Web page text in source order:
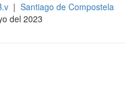
| Santiago de Compostela
del 2023